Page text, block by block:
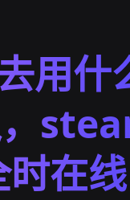
用什
时在线